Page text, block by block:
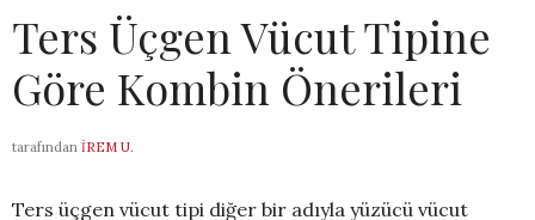
Ters Üçgen Vücut Tipine
Göre Kombin Önerileri
tarafından İREM U.
Ters üçgen vücut tipi diğer bir adıyla yüzücü vücut